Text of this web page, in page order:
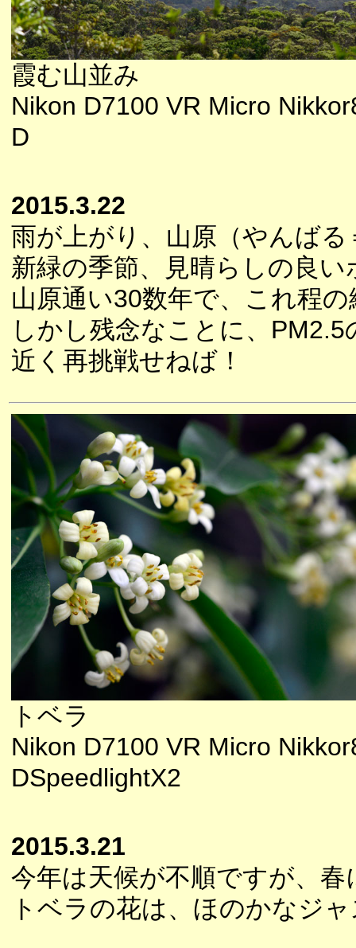
霞む山並み
Nikon D7100 VR Micro
D
2015.3.22
雨が上がり、山原（やんば
新緑の季節、見晴らしの良
山原通い30数年で、これ程
しかし残念なことに、
近く再挑戦せねば！
トベラ
Nikon D7100 VR Micro
DSpeedlightX2
2015.3.21
今年は天候が不順ですが、
トベラの花は、ほのかなジ